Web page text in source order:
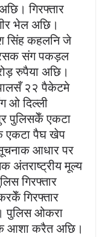
गिरफ्तार
भेल अछि।
सिंह कहलनि जे
संग पकड़ल
रुपैया अछि।
२२ पैकेटमे
ओ दिल्ली
पुलिसकेँ एकटा
एकटा पैघ खेप
आधार पर
अंतराष्ट्रीय मूल्य
गिरफ्तार
गिरफ्तार
पुलिस ओकरा
आशा करैत अछि।